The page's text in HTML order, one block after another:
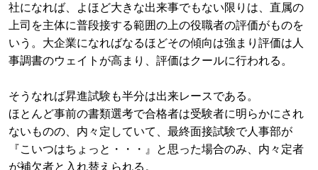
社になれば、よほど大きな出来事でもない限りは、直属の
上司を主体に普段接する範囲の上の役職者の評価がものを
いう。大企業になればなるほどその傾向は強まり評価は人
事調書のウェイトが高まり、評価はクールに行われる。
そうなれば昇進試験も半分は出来レースである。
ほとんど事前の書類選考で合格者は受験者に明らかにされ
ないものの、内々定していて、最終面接試験で人事部が
『こいつはちょっと・・・』と思った場合のみ、内々定者
が補欠者と入れ替えられる。